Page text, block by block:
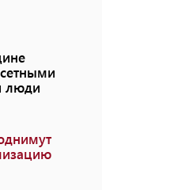
люди